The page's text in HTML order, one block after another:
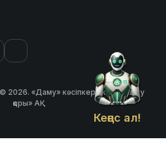
Кеңес ал!
© 2026. «Даму» кәсіпкерлікті дамыту
қоры» АҚ